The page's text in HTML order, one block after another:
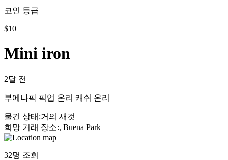
코인 등급
$10
Mini iron
2달 전
부에나팍 픽업 온리 캐쉬 온리
물건 상태 :거의 새것
희망 거래 장소:, Buena Park
32명 조회